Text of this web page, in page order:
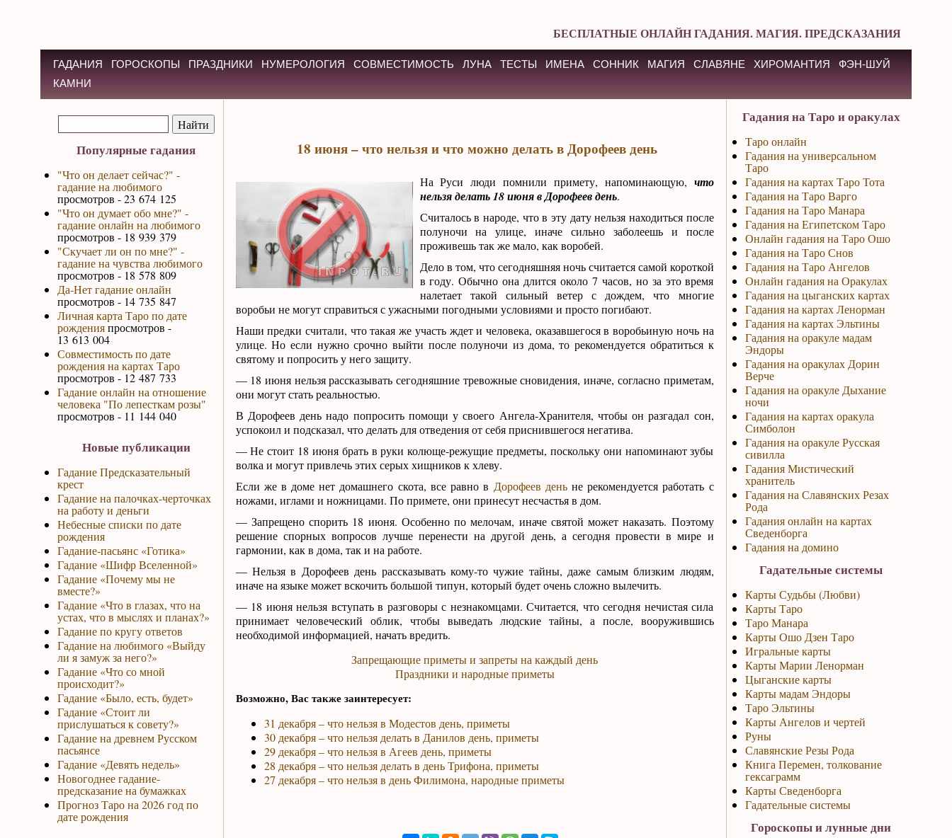
БЕСПЛАТНЫЕ ОНЛАЙН ГАДАНИЯ. МАГИЯ. ПРЕДСКАЗАНИЯ
ГАДАНИЯ ГОРОСКОПЫ ПРАЗДНИКИ НУМЕРОЛОГИЯ СОВМЕСТИМОСТЬ ЛУНА ТЕСТЫ ИМЕНА СОННИК МАГИЯ СЛАВЯНЕ ХИРОМАНТИЯ
ФЭН-ШУЙ
КАМНИ
Популярные гадания
"Что он делает сейчас?" -
гадание на любимого
просмотров - 23 674 125
"Что он думает обо мне?" -
гадание онлайн на любимого
просмотров - 18 939 379
"Скучает ли он по мне?" -
гадание на чувства любимого
просмотров - 18 578 809
Да-Нет гадание онлайн
просмотров - 14 735 847
Личная карта Таро по дате
рожденияпросмотров -
13 613 004
Совместимость по дате
рождения на картах Таро
просмотров - 12 487 733
Гадание онлайн на отношение
человека "По лепесткам розы"
просмотров - 11 144 040
Новые публикации
Гадание Предсказательный
крест
Гадание на палочках-черточках
на работу и деньги
Небесные списки по дате
рождения
Гадание-пасьянс «Готика»
Гадание «Шифр Вселенной»
Гадание «Почему мы не
вместе?»
Гадание «Что в глазах, что на
устах, что в мыслях и планах?»
Гадание по кругу ответов
Гадание на любимого «Выйду
ли я замуж за него?»
Гадание «Что со мной
происходит?»
Гадание «Было, есть, будет»
Гадание «Стоит ли
прислушаться к совету?»
Гадание на древнем Русском
пасьянсе
Гадание «Девять недель»
Новогоднее гадание-
предсказание на бумажках
Прогноз Таро на 2026 год по
дате рождения
18 июня – что нельзя и что можно делать в Дорофеев день
На Руси люди помнили примету, напоминающую, что
нельзя делать 18 июня в Дорофеев день.
Считалось в народе, что в эту дату нельзя находиться после
полуночи на улице, иначе сильно заболеешь и после
проживешь так же мало, как воробей.
Дело в том, что сегодняшняя ночь считается самой короткой
в году. Обычно она длится около 7 часов, но за это время
налетает такой сильный ветер с дождем, что многие
воробьи не могут справиться с ужасными погодными условиями и просто погибают.
Наши предки считали, что такая же участь ждет и человека, оказавшегося в воробьиную ночь на
улице. Но если нужно срочно выйти после полуночи из дома, то рекомендуется обратиться к
святому и попросить у него защиту.
— 18 июня нельзя рассказывать сегодняшние тревожные сновидения, иначе, согласно приметам,
они могут стать реальностью.
В Дорофеев день надо попросить помощи у своего Ангела-Хранителя, чтобы он разгадал сон,
успокоил и подсказал, что делать для отведения от себя приснившегося негатива.
— Не стоит 18 июня брать в руки колюще-режущие предметы, поскольку они напоминают зубы
волка и могут привлечь этих серых хищников к хлеву.
Если же в доме нет домашнего скота, все равно в Дорофеев деньне рекомендуется работать с
ножами, иглами и ножницами. По примете, они принесут несчастья в дом.
— Запрещено спорить 18 июня. Особенно по мелочам, иначе святой может наказать. Поэтому
решение спорных вопросов лучше перенести на другой день, а сегодня провести в мире и
гармонии, как в дома, так и на работе.
— Нельзя в Дорофеев день рассказывать кому-то чужие тайны, даже самым близким людям,
иначе на языке может вскочить большой типун, который будет очень сложно вылечить.
— 18 июня нельзя вступать в разговоры с незнакомцами. Считается, что сегодня нечистая сила
принимает человеческий облик, чтобы выведать людские тайны, а после, вооружившись
необходимой информацией, начать вредить.
Запрещающие приметы и запреты на каждый день
Праздники и народные приметы
Возможно, Вас также заинтересует:
31 декабря – что нельзя в Модестов день, приметы
30 декабря – что нельзя делать в Данилов день, приметы
29 декабря – что нельзя в Агеев день, приметы
28 декабря – что нельзя делать в день Трифона, приметы
27 декабря – что нельзя в день Филимона, народные приметы
Гадания на Таро и оракулах
Таро онлайн
Гадания на универсальном
Таро
Гадания на картах Таро Тота
Гадания на Таро Варго
Гадания на Таро Манара
Гадания на Египетском Таро
Онлайн гадания на Таро Ошо
Гадания на Таро Снов
Гадания на Таро Ангелов
Онлайн гадания на Оракулах
Гадания на цыганских картах
Гадания на картах Ленорман
Гадания на картах Эльтины
Гадания на оракуле мадам
Эндоры
Гадания на оракулах Дорин
Верче
Гадания на оракуле Дыхание
ночи
Гадания на картах оракула
Симболон
Гадания на оракуле Русская
сивилла
Гадания Мистический
хранитель
Гадания на Славянских Резах
Рода
Гадания онлайн на картах
Сведенборга
Гадания на домино
Гадательные системы
Карты Судьбы (Любви)
Карты Таро
Таро Манара
Карты Ошо Дзен Таро
Игральные карты
Карты Марии Ленорман
Цыганские карты
Карты мадам Эндоры
Таро Эльтины
Карты Ангелов и чертей
Руны
Славянские Резы Рода
Книга Перемен, толкование
гексаграмм
Карты Сведенборга
Гадательные системы
Гороскопы и лунные дни